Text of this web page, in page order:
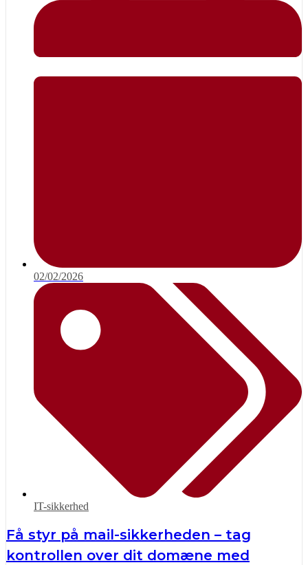
02/02/2026
IT-sikkerhed
Få styr på mail-sikkerheden – tag
kontrollen over dit domæne med